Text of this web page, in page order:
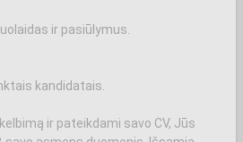
ir pasiūlymus.
kandidatais.
ir pateikdami savo CV, Jūs